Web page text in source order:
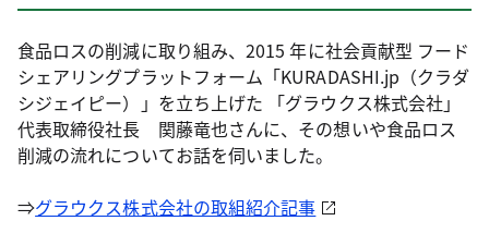
食品ロスの削減に取り組み、2015 年に社会貢献型 フード
シェアリングプラットフォーム「KURADASHI.jp（クラダ
シジェイピー）」を立ち上げた 「グラウクス株式会社」
代表取締役社長 関藤竜也さんに、その想いや食品ロス
削減の流れについてお話を伺いました。
⇒グラウクス株式会社の取組紹介記事